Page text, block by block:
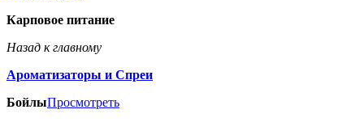
Карповое питание
Назад к главному
Ароматизаторы и Спреи
БойлыПросмотреть